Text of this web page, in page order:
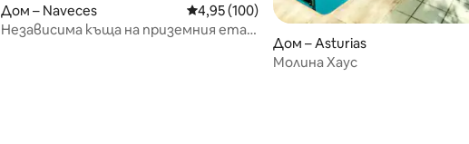
Дом – Naveces Средна оценка: 4,95 от 5, 100 отзива
4,95 (100)
Независима къща на приземния етаж
Дом – Asturias
Молина Хаус